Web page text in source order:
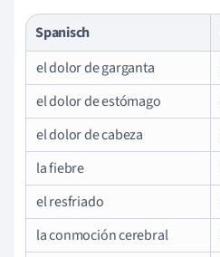
Spanisch
el dolor de garganta
el dolor de estómago
el dolor de cabeza
la fiebre
el resfriado
la conmoción cerebral